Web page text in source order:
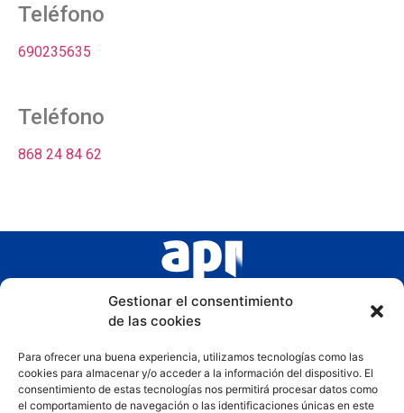
Gestionar el consentimiento
de las cookies
Para ofrecer una buena experiencia, utilizamos tecnologías como las
cookies para almacenar y/o acceder a la información del dispositivo. El
consentimiento de estas tecnologías nos permitirá procesar datos como
el comportamiento de navegación o las identificaciones únicas en este
Teléfono
690235635
Teléfono
868 24 84 62